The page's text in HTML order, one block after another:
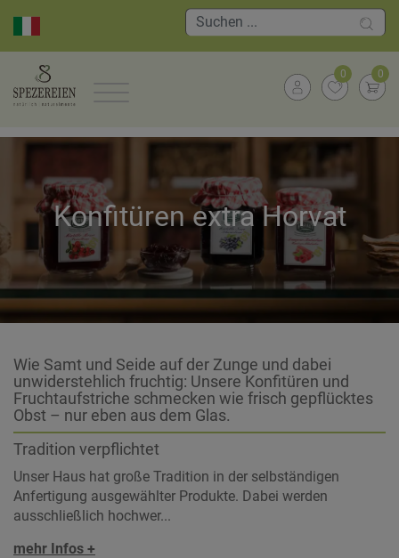
0 0
Konfitüren extra Horvat
Wie Samt und Seide auf der Zunge und dabei
unwiderstehlich fruchtig: Unsere Konfitüren und
Fruchtaufstriche schmecken wie frisch gepflücktes
Obst – nur eben aus dem Glas.
Tradition verpflichtet
Unser Haus hat große Tradition in der selbständigen
Anfertigung ausgewählter Produkte. Dabei werden
ausschließlich hochwer...
mehr Infos +